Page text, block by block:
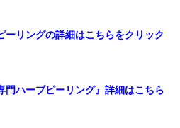
リングの詳細はこちらをクリック
門ハーブピーリング』詳細はこちら